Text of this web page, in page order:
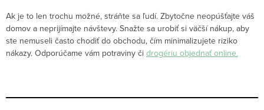
Ak je to len trochu možné, stráňte sa ľudí. Zbytočne neopúšťajte váš
domov a neprijímajte návštevy. Snažte sa urobiť si väčší nákup, aby
ste nemuseli často chodiť do obchodu, čím minimalizujete riziko
nákazy. Odporúčame vám potraviny či drogériu objednať online.